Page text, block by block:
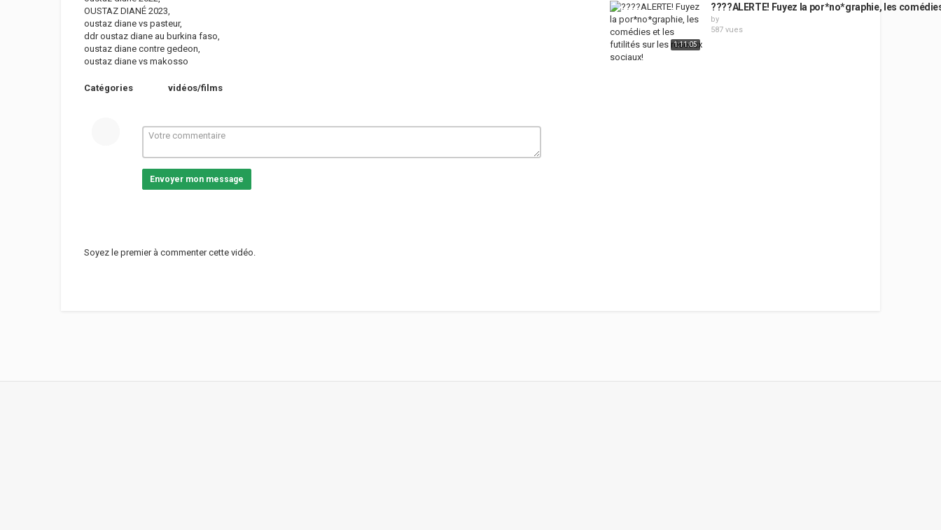
OUSTAZ DIANÉ 2023,
oustaz diane vs pasteur,
ddr oustaz diane au burkina faso,
oustaz diane contre gedeon,
oustaz diane vs makosso
Catégories vidéos/films
Envoyer mon message
Soyez le premier à commenter cette vidéo.
1:11:05
????ALERTE! Fuyez la por*no*graphie, les
by
587 vues